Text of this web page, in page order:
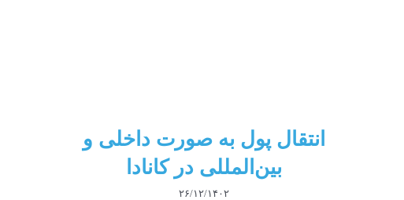
انتقال پول به صورت داخلی و
بین‌المللی در کانادا
۲۶/۱۲/۱۴۰۲